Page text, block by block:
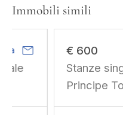
Immobili simili
€ 600
Stanze singole e
Principe Tommaso